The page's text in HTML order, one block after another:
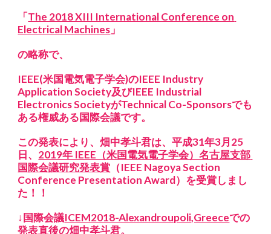
「The 2018 XIII International Conference on
Electrical Machines 」
の略称で、
IEEE(米国電気電子学会)のIEEE Industry
Application Society及びIEEE Industrial
Electronics SocietyがTechnical Co-Sponsorsでも
ある権威ある国際会議です。
この発表により、畑中孝斗君は、平成31年3月25
日、 2019年 IEEE（米国電気電子学会）名古屋支部
国際会議研究発表賞 （IEEE Nagoya Section
Conference Presentation Award）を受賞しまし
た！！
↓国際会議ICEM2018-Alexandroupoli,Greeceでの
発表直後の畑中孝斗君。